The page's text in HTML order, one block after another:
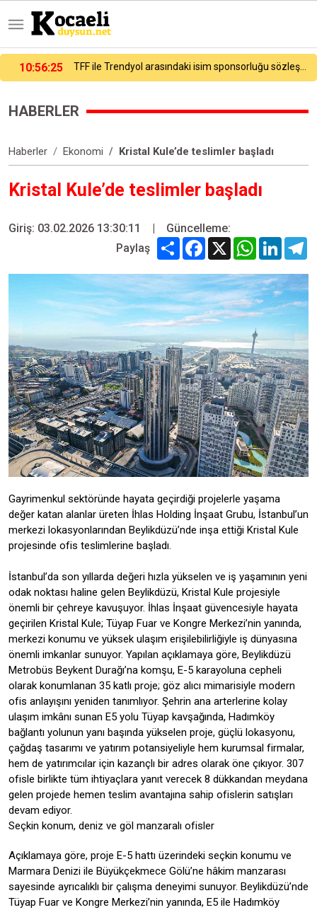
10:40:04
HABERLER
Haberler Ekonomi Kristal Kule’de teslimler başladı
Kristal Kule’de teslimler başladı
Giriş: 03.02.2026 13:30:11 |
Güncelleme:
Paylaş
Share Facebook
X WhatsApp
Gayrimenkul sektöründe hayata geçirdiği projelerle yaşama
değer katan alanlar üreten İhlas Holding İnşaat Grubu, İstanbul’un
merkezi lokasyonlarından Beylikdüzü’nde inşa ettiği Kristal Kule
projesinde ofis teslimlerine başladı.
İstanbul’da son yıllarda değeri hızla yükselen ve iş yaşamının yeni
odak noktası haline gelen Beylikdüzü, Kristal Kule projesiyle
önemli bir çehreye kavuşuyor. İhlas İnşaat güvencesiyle hayata
geçirilen Kristal Kule; Tüyap Fuar ve Kongre Merkezi’nin yanında,
merkezi konumu ve yüksek ulaşım erişilebilirliğiyle iş dünyasına
önemli imkanlar sunuyor. Yapılan açıklamaya göre, Beylikdüzü
Metrobüs Beykent Durağı’na komşu, E-5 karayoluna cepheli
olarak konumlanan 35 katlı proje; göz alıcı mimarisiyle modern
ofis anlayışını yeniden tanımlıyor. Şehrin ana arterlerine kolay
ulaşım imkânı sunan E5 yolu Tüyap kavşağında, Hadımköy
bağlantı yolunun yanı başında yükselen proje, güçlü lokasyonu,
çağdaş tasarımı ve yatırım potansiyeliyle hem kurumsal firmalar,
hem de yatırımcılar için kazançlı bir adres olarak öne çıkıyor. 307
ofisle birlikte tüm ihtiyaçlara yanıt verecek 8 dükkandan meydana
gelen projede hemen teslim avantajına sahip ofislerin satışları
devam ediyor.
Seçkin konum, deniz ve göl manzaralı ofisler
Açıklamaya göre, proje E-5 hattı üzerindeki seçkin konumu ve
Marmara Denizi ile Büyükçekmece Gölü’ne hâkim manzarası
sayesinde ayrıcalıklı bir çalışma deneyimi sunuyor. Beylikdüzü’nde
Tüyap Fuar ve Kongre Merkezi’nin yanında, E5 ile Hadımköy